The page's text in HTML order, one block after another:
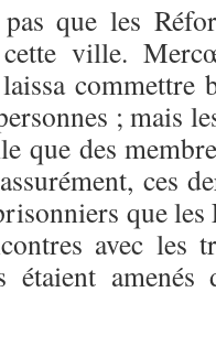
les
ville.
commettre
; mais
que des
ces
que
avec les
étaient amenés